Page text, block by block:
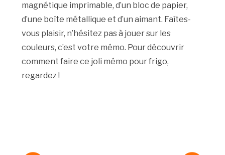
magnétique imprimable, d’un bloc de papier,
d’une boîte métallique et d’un aimant. Faîtes-
vous plaisir, n’hésitez pas à jouer sur les
couleurs, c’est votre mémo. Pour découvrir
comment faire ce joli mémo pour frigo,
regardez !